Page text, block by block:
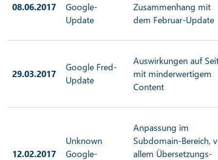
08.06.2017
Google-
Update
Zusammenhang mit
dem Februar-Update
29.03.2017
Google Fred-
Update
Auswirkungen auf
mit minderwertigem
Content
12.02.2017
Unknown
Google-
Anpassung im
Subdomain-Bereich,
allem Übersetzungs-